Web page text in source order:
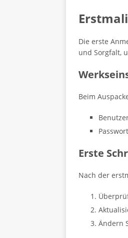
Die erste
und Sorgfalt,
Beim
Erste
Nach der
Ändern